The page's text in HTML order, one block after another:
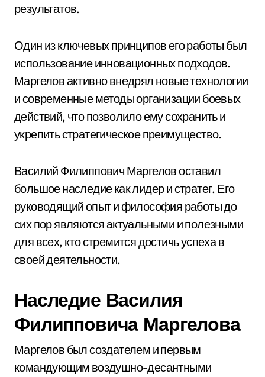
результатов.
Один из ключевых принципов его работы был
использование инновационных подходов.
Маргелов активно внедрял новые технологии
и современные методы организации боевых
действий, что позволило ему сохранить и
укрепить стратегическое преимущество.
Василий Филиппович Маргелов оставил
большое наследие как лидер и стратег. Его
руководящий опыт и философия работы до
сих пор являются актуальными и полезными
для всех, кто стремится достичь успеха в
своей деятельности.
Наследие Василия
Филипповича Маргелова
Маргелов был создателем и первым
командующим воздушно-десантными